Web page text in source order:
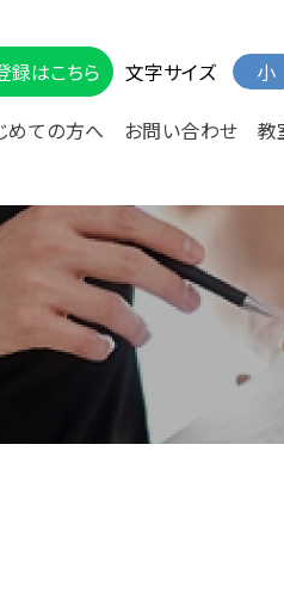
めての方へ お問い合わせ 教
録はこちら 文字サイズ 小